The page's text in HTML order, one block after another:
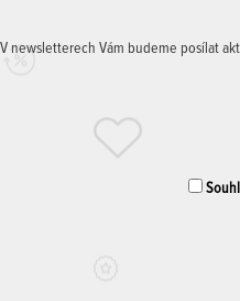
V newsletterech Vám budeme posílat